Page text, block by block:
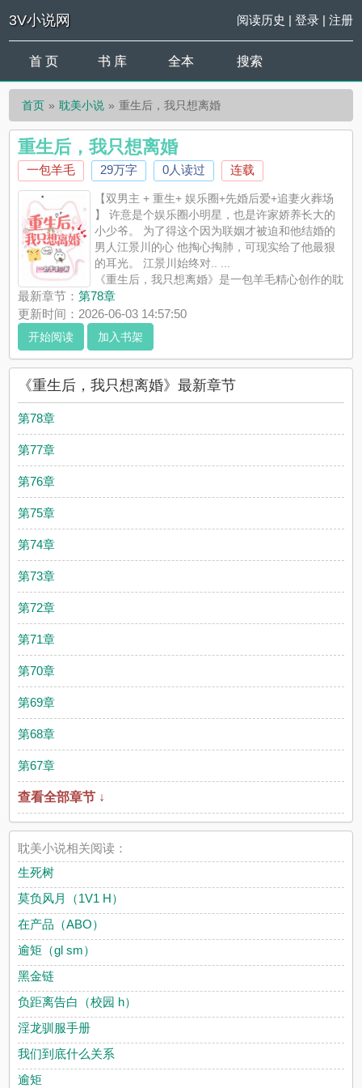
3V小说网 阅读历史 | 登录| 注册
首 页 书 库 全本 搜索
首页 耽美小说 重生后，我只想离婚
重生后，我只想离婚
一包羊毛 29万字 0人读过 连载
【双男主 + 重生+ 娱乐圈+先婚后爱+追妻火葬场
】 许意是个娱乐圈小明星，也是许家娇养长大的
小少爷。 为了得这个因为联姻才被迫和他结婚的
男人江景川的心 他掏心掏肺，可现实给了他最狠
的耳光。 江景川始终对.. ...
《重生后，我只想离婚》是一包羊毛精心创作的耽
美小说，3V小说网实时更新重生后，我只想离婚最新章节并且提
供无弹窗阅读，书友所发表的重生后，我只想离婚评论，并不代
表3V小说网赞同或者支持重生后，我只想离婚读者的观点。
最新章节：第78章
更新时间：2026-06-03 14:57:50
开始阅读 加入书架
《重生后，我只想离婚》最新章节
第78章
第77章
第76章
第75章
第74章
第73章
第72章
第71章
第70章
第69章
第68章
第67章
查看全部章节 ↓
耽美小说相关阅读：
生死树
莫负风月（1V1 H）
在产品（ABO）
逾矩（gl sm）
黑金链
负距离告白（校园 h）
淫龙驯服手册
我们到底什么关系
逾矩